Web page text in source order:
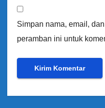
Simpan nama, email,
peramban ini untuk